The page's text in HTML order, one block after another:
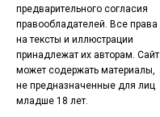
предварительного согласия
правообладателей. Все права
на тексты и иллюстрации
принадлежат их авторам. Сайт
может содержать материалы,
не предназначенные для лиц
младше 18 лет.